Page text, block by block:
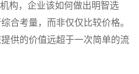
，企业该如何做出明智选
合考量，而非仅仅比较价格。
供的价值远超于一次简单的流